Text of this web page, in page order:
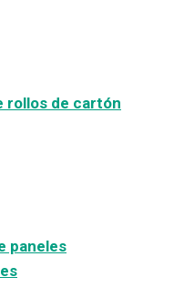
rollos de cartón
paneles